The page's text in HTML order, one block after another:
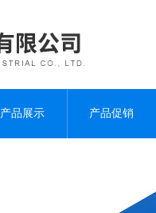
产品展示 产品促销